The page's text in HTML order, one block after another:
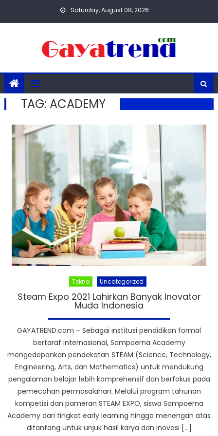
Saturday, August 08, 2026
TAG: ACADEMY
Tekno Uncategorized
Steam Expo 2021 Lahirkan Banyak Inovator
Muda Indonesia
GAYATREND.com – Sebagai institusi pendidikan formal
bertaraf internasional, Sampoerna Academy
mengedepankan pendekatan STEAM (Science, Technology,
Engineering, Arts, dan Mathematics) untuk mendukung
pengalaman belajar lebih komprehensif dan berfokus pada
pemecahan permasalahan. Melalui program tahunan
kompetisi dan pameran STEAM EXPO, siswa Sampoerna
Academy dari tingkat early learning hingga menengah atas
ditantang untuk unjuk hasil karya dan inovasi […]